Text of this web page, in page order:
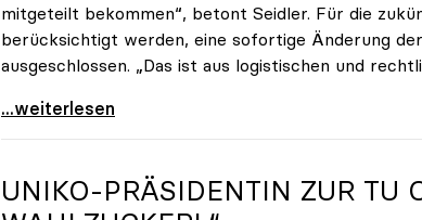
mitgeteilt bekommen“, betont Seidler. Für die
berücksichtigt werden, eine sofortige Änderung
ausgeschlossen. „Das ist aus logistischen und
Seidler erfreut über hohe Impfquote, aber
...weiterlesen
UNIKO-PRÄSIDENTIN ZUR TU